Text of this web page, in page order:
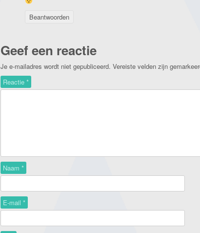
Beantwoorden
Geef een reactie
Je e-mailadres wordt niet gepubliceerd. Vereiste velden zijn
Reactie *
Naam *
E-mail *